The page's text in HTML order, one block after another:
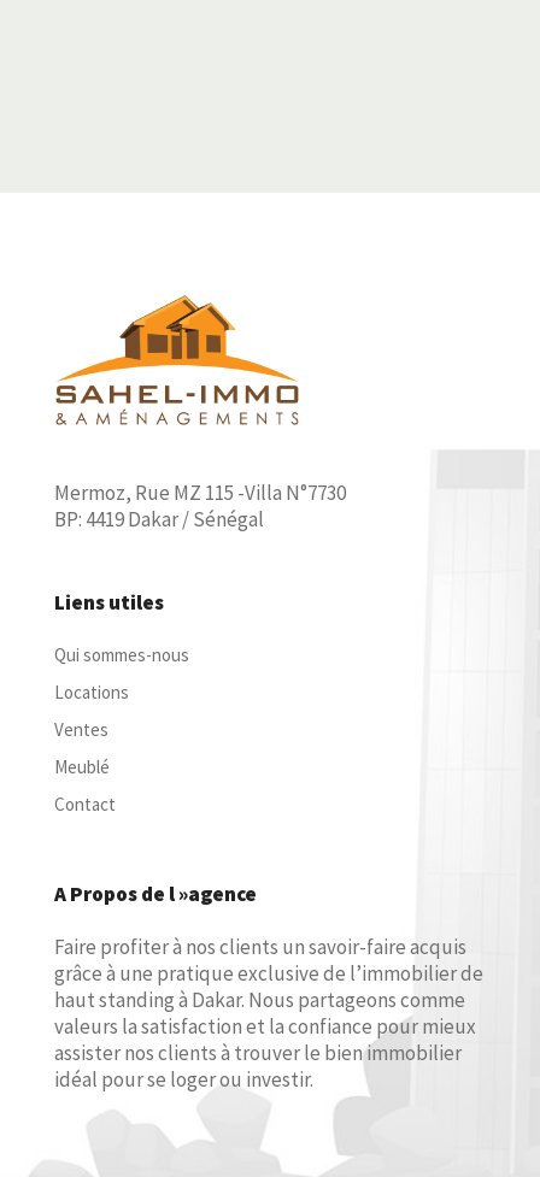
Mermoz, Rue MZ 115 -Villa N°7730
BP: 4419 Dakar / Sénégal
Liens utiles
Qui sommes-nous
Locations
Ventes
Meublé
Contact
A Propos de l »agence
Faire profiter à nos clients un savoir-faire acquis
grâce à une pratique exclusive de l’immobilier de
haut standing à Dakar. Nous partageons comme
valeurs la satisfaction et la confiance pour mieux
assister nos clients à trouver le bien immobilier
idéal pour se loger ou investir.